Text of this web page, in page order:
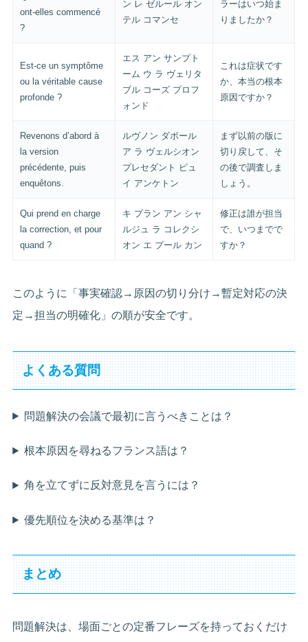
ont-elles commencé
?
ン レ ゼルール オン
テル コマンセ
ラーはいつ始ま
りましたか？
Est-ce un symptôme
ou la véritable cause
profonde ?
エス アン サンプト
ーム ウ ラ ヴェリタ
ブル コーズ プロフ
ォンド
これは症状です
か、本当の根本
原因ですか？
Revenons d’abord à
la version
précédente, puis
enquêtons.
ルヴノン ダボール
ア ラ ヴェルシオン
プレセダント ピュ
イ アンケトン
まず以前の版に
切り戻して、そ
の後で調査しま
しょう。
Qui prend en charge
la correction, et pour
quand ?
キ プラン アン シャ
ルジュ ラ コレクシ
オン エ プール カン
修正は誰が担当
で、いつまでで
すか？
このように「事実確認→原因の切り分け→暫定対応の決
定→担当の明確化」の順が安全です。
よくある質問
問題解決の会議で最初に言うべきことは？
根本原因を尋ねるフランス語は？
角を立てずに反対意見を言うには？
優先順位を決める基準は？
まとめ
問題解決は、場面ごとの定番フレーズを持っておくだけ